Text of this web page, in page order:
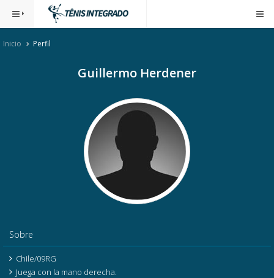
Inicio Perfil
Guillermo Herdener
Sobre
Chile/09RG
Juega con la mano derecha.